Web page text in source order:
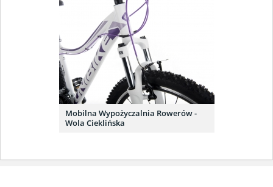
Mobilna Wypożyczalnia Rowerów -
Wola Cieklińska